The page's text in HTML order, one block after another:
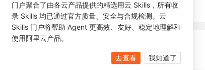
安装之前，确保已创建JetBrains IDE
门户聚合了由各云产品提供的精选用云 Skills，所有收
录 Skills 均已通过官方质量、安全与合规检测。云
Skills 门户将帮助 Agent 更高效、友好、稳定地理解和
使用阿里云产品。
去查看 我知道了